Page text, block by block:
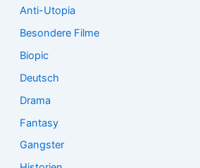
Anti-Utopia
Besondere Filme
Biopic
Deutsch
Drama
Fantasy
Gangster